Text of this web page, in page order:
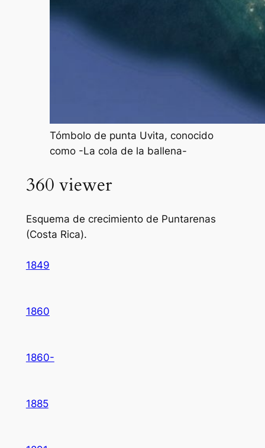
Tómbolo de punta Uvita, conocido
como -La cola de la ballena-
360 viewer
Esquema de crecimiento de Puntarenas
(Costa Rica).
1849
1860
1860-
1885